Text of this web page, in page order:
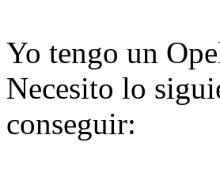
Yo tengo un
Necesito lo
conseguir: